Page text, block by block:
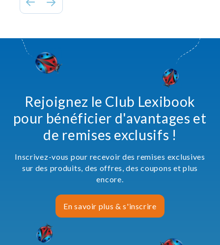
Rejoignez le Club Lexibook
pour bénéficier d'avantages et
de remises exclusifs !
Inscrivez-vous pour recevoir des remises exclusives
sur des produits, des offres, des coupons et plus
encore.
En savoir plus & s'inscrire